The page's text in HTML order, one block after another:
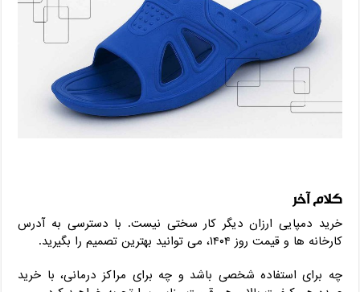
کلام آخر
خرید دمپایی ارزان دیگر کار سختی نیست. با دسترسی به آدرس
کارخانه ‌ها و قیمت روز ۱۴۰۴، می ‌توانید بهترین تصمیم را بگیرید.
چه برای استفاده شخصی باشد و چه برای مراکز درمانی، با خرید